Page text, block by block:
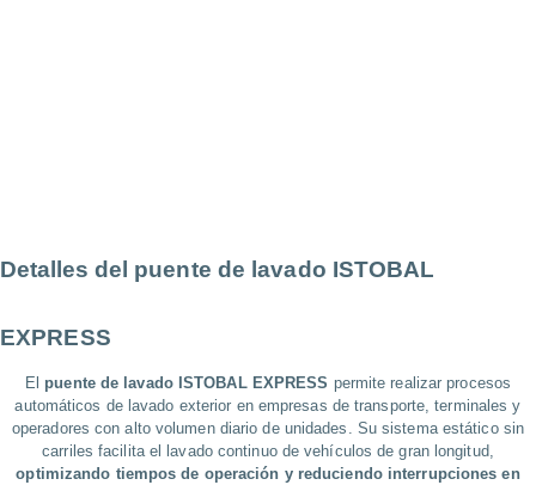
Detalles del puente de lavado ISTOBAL
EXPRESS
El puente de lavado ISTOBAL EXPRESS permite realizar procesos
automáticos de lavado exterior en empresas de transporte, terminales y
operadores con alto volumen diario de unidades. Su sistema estático sin
carriles facilita el lavado continuo de vehículos de gran longitud,
optimizando tiempos de operación y reduciendo interrupciones en